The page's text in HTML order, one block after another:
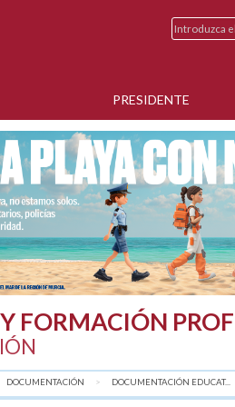
PRESIDENTE
FORMACIÓN
DOCUMENTACIÓN DOCUMENTACIÓN EDUCAT...